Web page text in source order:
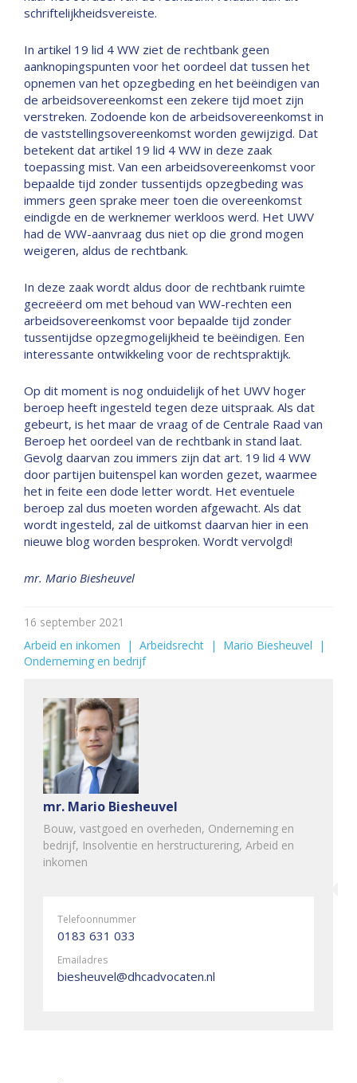
schriftelijkheidsvereiste.
In artikel 19 lid 4 WW ziet de rechtbank geen
aanknopingspunten voor het oordeel dat tussen het
opnemen van het opzegbeding en het beëindigen van
de arbeidsovereenkomst een zekere tijd moet zijn
verstreken. Zodoende kon de arbeidsovereenkomst in
de vaststellingsovereenkomst worden gewijzigd. Dat
betekent dat artikel 19 lid 4 WW in deze zaak
toepassing mist. Van een arbeidsovereenkomst voor
bepaalde tijd zonder tussentijds opzegbeding was
immers geen sprake meer toen die overeenkomst
eindigde en de werknemer werkloos werd. Het UWV
had de WW-aanvraag dus niet op die grond mogen
weigeren, aldus de rechtbank.
In deze zaak wordt aldus door de rechtbank ruimte
gecreëerd om met behoud van WW-rechten een
arbeidsovereenkomst voor bepaalde tijd zonder
tussentijdse opzegmogelijkheid te beëindigen. Een
interessante ontwikkeling voor de rechtspraktijk.
Op dit moment is nog onduidelijk of het UWV hoger
beroep heeft ingesteld tegen deze uitspraak. Als dat
gebeurt, is het maar de vraag of de Centrale Raad van
Beroep het oordeel van de rechtbank in stand laat.
Gevolg daarvan zou immers zijn dat art. 19 lid 4 WW
door partijen buitenspel kan worden gezet, waarmee
het in feite een dode letter wordt. Het eventuele
beroep zal dus moeten worden afgewacht. Als dat
wordt ingesteld, zal de uitkomst daarvan hier in een
nieuwe blog worden besproken. Wordt vervolgd!
mr. Mario Biesheuvel
16 september 2021
Arbeid en inkomen
  |
Arbeidsrecht
  |
Mario Biesheuvel
Onderneming en bedrijf
mr. Mario Biesheuvel
Bouw, vastgoed en overheden, Onderneming en
bedrijf, Insolventie en herstructurering, Arbeid en
inkomen
Telefoonnummer
0183 631 033
Emailadres
biesheuvel@dhcadvocaten.nl